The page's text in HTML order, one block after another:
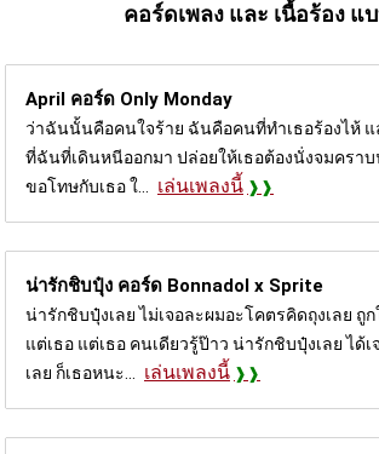
คอร์ดเพลง และ เนื้อร้อง แ
April คอร์ด Only Monday
ว่าฉันนั้นคือคนใจร้าย ฉันคือคนที่ทำเธอร้องไห้
ที่ฉันที่เดินหนีออกมา ปล่อยให้เธอต้องนั่งจมครา
ขอโทษกับเธอ ใ...
เล่นเพลงนี้
น่ารักชิบปุ๋ง คอร์ด Bonnadol x Sprite
น่ารักชิบปุ๋งเลย ไม่เจอละผมอะโคตรคิดถุงเลย ถูก
แต่เธอ แต่เธอ คนเดียวรู้ป๊าว น่ารักชิบปุ๋งเลย ได้เ
เลย ก็เธอหนะ...
เล่นเพลงนี้